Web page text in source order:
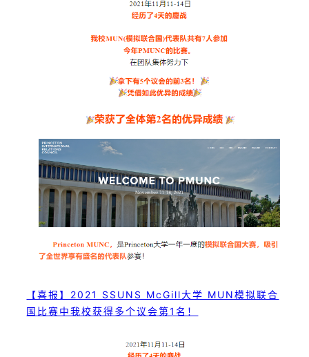
【喜报】2021 SSUNS McGill大学 MUN模拟联合
国比赛中我校获得多个议会第1名！